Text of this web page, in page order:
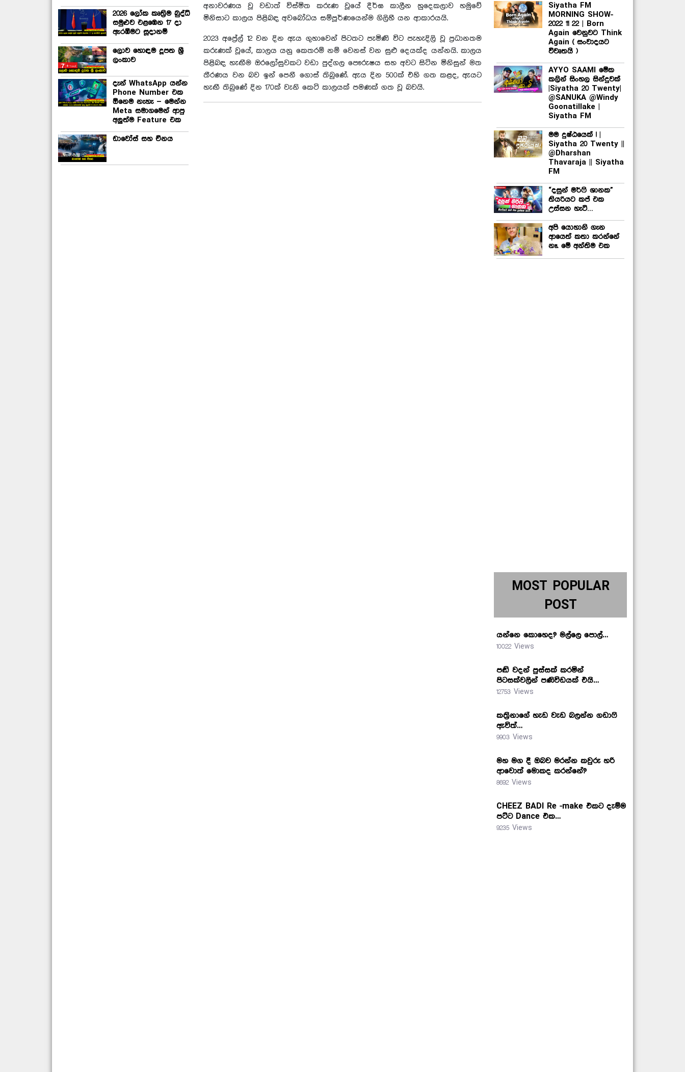
2026 ලෝක කෘත්‍රිම බුද්ධි
සමුළුව එළඹෙන 17 දා
ඇරඹීමට සූදානම්
ලොව හොඳම දූපත ශ්‍රී
ලංකාව
දැන් WhatsApp යන්න
Phone Number එක
ඕනෙම නැහැ – මෙන්න
Meta සමාගමෙන් ආපු
අලුත්ම Feature එක
ඩාවෝස් සහ චීනය
අනාවරණය වූ වඩාත් විස්මිත කරුණ වූයේ දීර්ඝ කාලීන හුදෙකලාව හමුවේ
මිනිසාට කාලය පිළිබඳ අවබෝධය සම්පූර්ණයෙන්ම ගිලිහී යන ආකාරයයි.
2023 අප්‍රේල් 12 වන දින ඇය ගුහාවෙන් පිටතට පැමිණි විට පැහැදිලි වූ ප්‍රධානතම
කරුණක් වූයේ, කාලය යනු කෙතරම් නම් වෙනස් වන සුළු දෙයක්ද යන්නයි. කාලය
පිළිබඳ හැඟීම ඔරලෝසුවකට වඩා පුද්ගල පෞරුෂය සහ අවට සිටින මිනිසුන් මත
තීරණය වන බව ඉන් පෙනී ගොස් තිබුණේ. ඇය දින 500ක් එහි ගත කළද, ඇයට
හැඟී තිබුණේ දින 170ක් වැනි කෙටි කාලයක් පමණක් ගත වූ බවයි.
Siyatha FM
MORNING SHOW-
2022 11 22 | Born
Again වෙනුවට Think
Again ( සංවාදයට
විවෘතයි )
AYYO SAAMI මේක
කලින් සිංහල සින්දුවක්
|Siyatha 20 Twenty|
@SANUKA @Windy
Goonatillake |
Siyatha FM
මම දුෂ්ඨයෙක් ! |
Siyatha 20 Twenty ||
@Dharshan
Thavaraja || Siyatha
FM
“දසුන් මර්ෆි ශානක”
තියරියට කප් එක
උස්සන හැටි…
අපි යොහානි ගැන
ආයෙත් කතා කරන්නේ
නෑ. මේ අන්තිම එක
MOST POPULAR
POST
යන්නෙ කොහෙද? මල්ලෙ පොල්…
10022 Views
පඬි වදන් පුස්සක් කරමින්
පිටසක්වලින් පණිවිඩයක් එයි…
12753 Views
කත්‍රිනාගේ හැඩ වැඩ බලන්න ගඩාෆි
ඇවිත්…
9903 Views
මහ මග දී ඔබව මරන්න කවුරු හරි
ආවොත් මොකද කරන්නේ?
8692 Views
CHEEZ BADI Re -make එකට දැම්ම
පට්ට Dance එක…
9235 Views